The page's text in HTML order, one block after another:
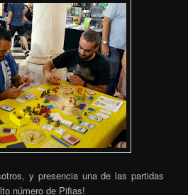
y presencia una de las partidas
número de Pifias!